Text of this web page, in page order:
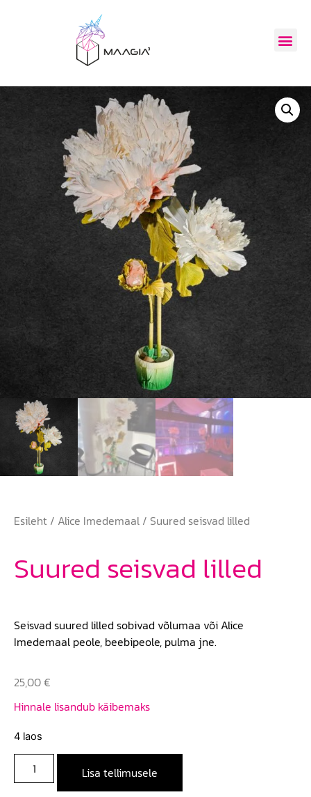
Esileht / Alice Imedemaal / Suured seisvad lilled
Suured seisvad lilled
Seisvad suured lilled sobivad võlumaa või Alice
Imedemaal peole, beebipeole, pulma jne.
25,00€
Hinnale lisandub käibemaks
4 laos
Lisa tellimusele